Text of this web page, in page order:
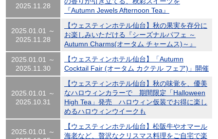
2025.11.28
『Autumn Jewels Afternoon Tea』
2025.01.01 ～
2025.11.28
【ウェスティンホテル仙台】秋の果実を存分に
お楽しみいただける『シーズナルパフェ ～
Autumn Charms(オータム チャームス)～』
2025.01.01 ～
2025.11.30
【ウェスティンホテル仙台】「Autumn
Cocktail Fair (オータム カクテル フェア)」開催
2025.01.01 ～
2025.10.31
【ウェスティンホテル仙台】秋の味覚を、優美
なハロウィンカラーで 期間限定「Halloween
High Tea」発売 ハロウィン仮装でお得に楽し
めるハロウィンウイークも
2025.01.01 ～
【ウェスティンホテル仙台】松阪牛やオマール
海老など、贅沢なクリスマス料理をご自宅で楽